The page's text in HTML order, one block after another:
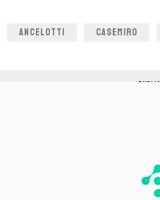
ANCELOTTI CASEMIRO